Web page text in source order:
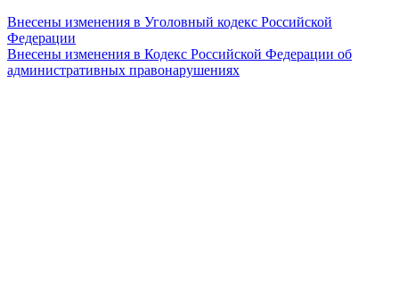
Внесены изменения в Уголовный кодекс Российской
Федерации
Внесены изменения в Кодекс Российской Федерации об
административных правонарушениях